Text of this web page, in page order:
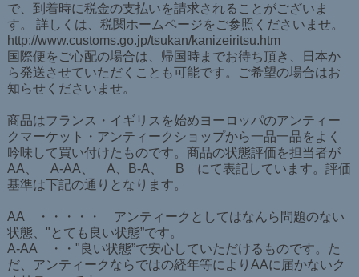
で、到着時に税金の支払いを請求されることがございま
す。 詳しくは、税関ホームページをご参照くださいませ。
http://www.customs.go.jp/tsukan/kanizeiritsu.htm
国際便をご心配の場合は、帰国時までお待ち頂き、日本か
ら発送させていただくことも可能です。ご希望の場合はお
知らせくださいませ。
商品はフランス・イギリスを始めヨーロッパのアンティー
クマーケット・アンティークショップから一品一品をよく
吟味して買い付けたものです。商品の状態評価を担当者が
AA、 A-AA、 A、B-A、 B にて表記しています。評価
基準は下記の通りとなります。
AA ・・・・・ アンティークとしてはなんら問題のない
状態、"とても良い状態”です。
A-AA ・・"良い状態”で安心していただけるものです。た
だ、アンティークならではの経年等によりAAに届かないク